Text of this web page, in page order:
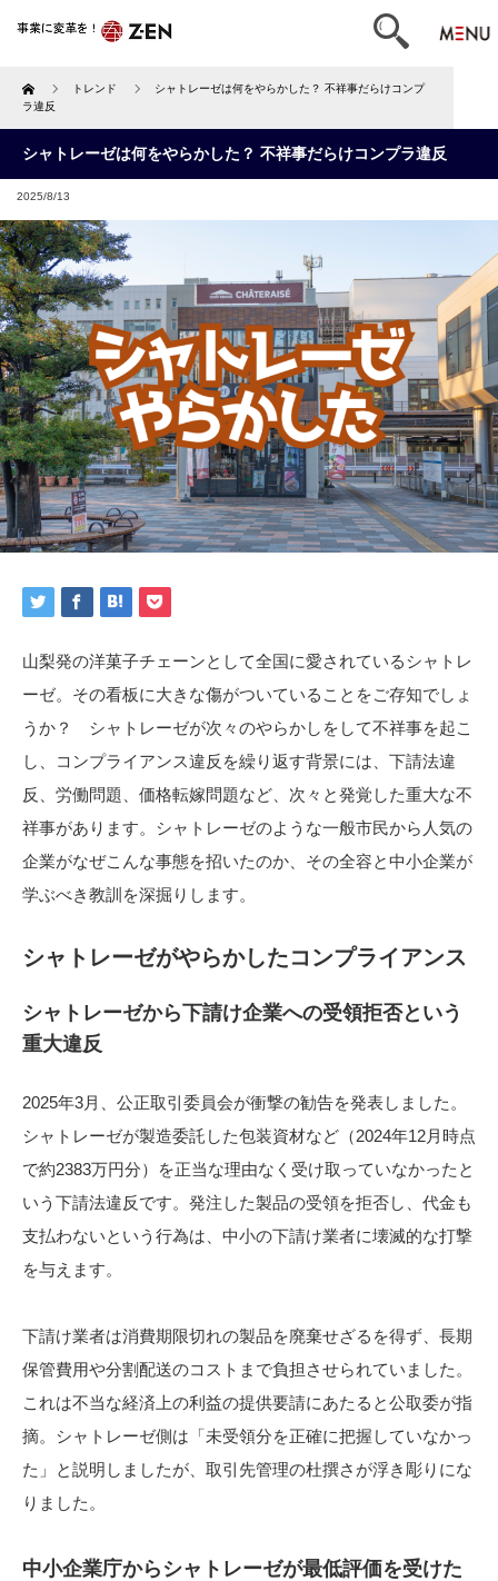
Home トレンド
シャトレーゼは何をやらかした？ 不祥事だらけコンプ
ラ違反
シャトレーゼは何をやらかした？ 不祥事だらけコンプラ違反
2025/8/13
山梨発の洋菓子チェーンとして全国に愛されているシャトレ
ーゼ。その看板に大きな傷がついていることをご存知でしょ
うか？ シャトレーゼが次々のやらかしをして不祥事を起こ
し、コンプライアンス違反を繰り返す背景には、下請法違
反、労働問題、価格転嫁問題など、次々と発覚した重大な不
祥事があります。シャトレーゼのような一般市民から人気の
企業がなぜこんな事態を招いたのか、その全容と中小企業が
学ぶべき教訓を深掘りします。
シャトレーゼがやらかしたコンプライアンス
シャトレーゼから下請け企業への受領拒否という
重大違反
2025年3月、公正取引委員会が衝撃の勧告を発表しました。
シャトレーゼが製造委託した包装資材など（2024年12月時点
で約2383万円分）を正当な理由なく受け取っていなかったと
いう下請法違反です。発注した製品の受領を拒否し、代金も
支払わないという行為は、中小の下請け業者に壊滅的な打撃
を与えます。
下請け業者は消費期限切れの製品を廃棄せざるを得ず、長期
保管費用や分割配送のコストまで負担させられていました。
これは不当な経済上の利益の提供要請にあたると公取委が指
摘。シャトレーゼ側は「未受領分を正確に把握していなかっ
た」と説明しましたが、取引先管理の杜撰さが浮き彫りにな
りました。
中小企業庁からシャトレーゼが最低評価を受けた